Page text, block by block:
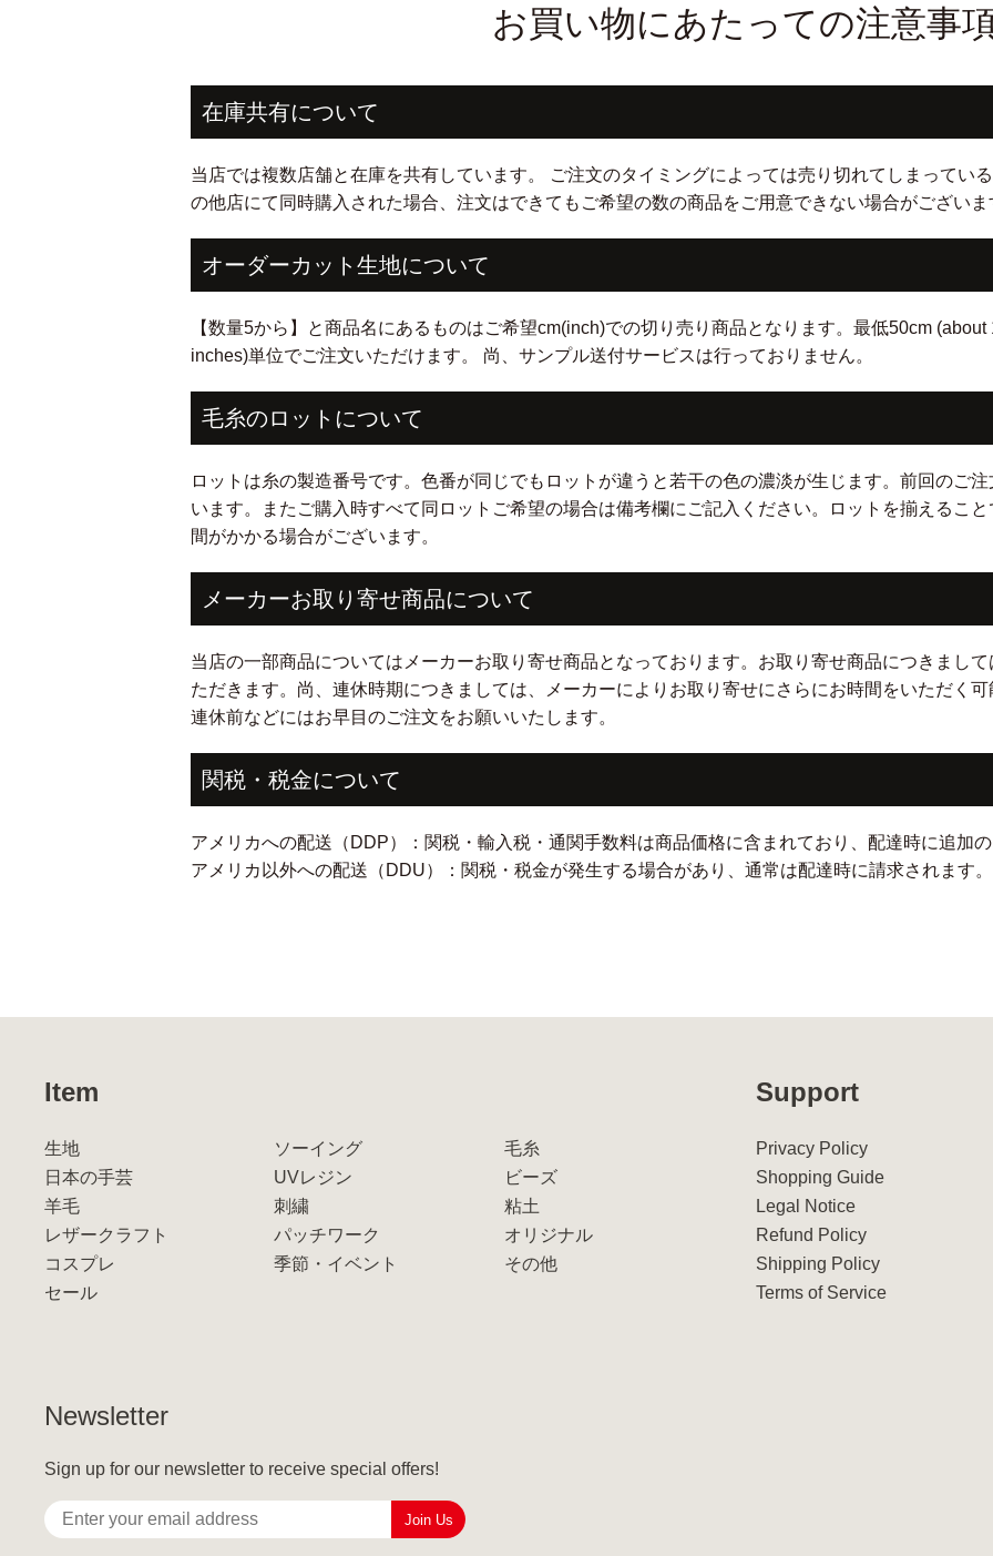
お買い物にあたっての注意事
在庫共有について
当店では複数店舗と在庫を共有しています。 ご注文のタイミングによっては売り切れてしまってい
の他店にて同時購入された場合、注文はできてもご希望の数の商品をご用意できない場合がござい
オーダーカット生地について
【数量5から】と商品名にあるものはご希望cm(inch)での切り売り商品となります。最低50cm
inches)単位でご注文いただけます。 尚、サンプル送付サービスは行っておりません。
毛糸のロットについて
ロットは糸の製造番号です。色番が同じでもロットが違うと若干の色の濃淡が生じます。前回のご
います。またご購入時すべて同ロットご希望の場合は備考欄にご記入ください。ロットを揃えるこ
間がかかる場合がございます。
メーカーお取り寄せ商品について
当店の一部商品についてはメーカーお取り寄せ商品となっております。お取り寄せ商品につきまし
ただきます。尚、連休時期につきましては、メーカーによりお取り寄せにさらにお時間をいただく
連休前などにはお早目のご注文をお願いいたします。
関税・税金について
アメリカへの配送（DDP）：関税・輸入税・通関手数料は商品価格に含まれており、配達時に追加
アメリカ以外への配送（DDU）：関税・税金が発生する場合があり、通常は配達時に請求されます。
Item
生地 ソーイング
毛糸
日本の手芸
UVレジン
ビーズ
羊毛
刺繍
粘土
レザークラフト
パッチワーク
オリジナル
コスプレ
季節・イベント
その他
セール
Support
Privacy Policy
Shopping Guide
Legal Notice
Refund Policy
Shipping Policy
Terms of Service
Newsletter
Sign up for our newsletter to receive special offers!
Join Us